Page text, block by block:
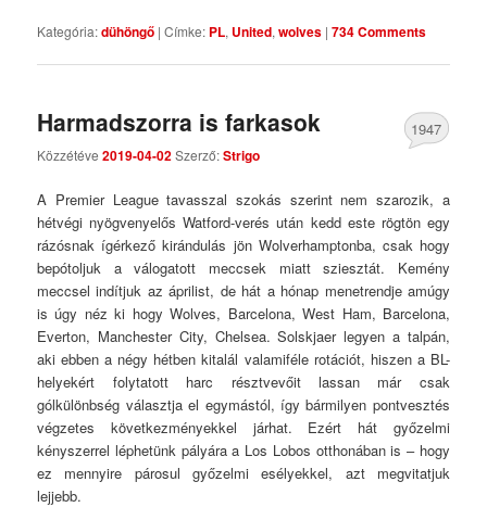
Kategória:dühöngő |Címke: PL, United,wolves |734 Comments
Harmadszorra is farkasok
Közzétéve2019-04-02Szerző:Strigo
1947
A Premier League tavasszal szokás szerint nem szarozik, a
hétvégi nyögvenyelős Watford-verés után kedd este rögtön egy
rázósnak ígérkező kirándulás jön Wolverhamptonba, csak hogy
bepótoljuk a válogatott meccsek miatt sziesztát. Kemény
meccsel indítjuk az áprilist, de hát a hónap menetrendje amúgy
is úgy néz ki hogy Wolves, Barcelona, West Ham, Barcelona,
Everton, Manchester City, Chelsea. Solskjaer legyen a talpán,
aki ebben a négy hétben kitalál valamiféle rotációt, hiszen a BL-
helyekért folytatott harc résztvevőit lassan már csak
gólkülönbség választja el egymástól, így bármilyen pontvesztés
végzetes következményekkel járhat. Ezért hát győzelmi
kényszerrel léphetünk pályára a Los Lobos otthonában is – hogy
ez mennyire párosul győzelmi esélyekkel, azt megvitatjuk
lejjebb.